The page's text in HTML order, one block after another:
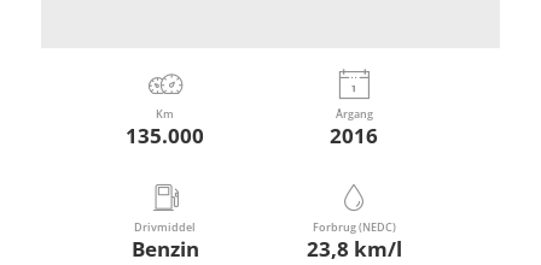
Km
135.000
Årgang
2016
Drivmiddel
Benzin
Forbrug (NEDC)
23,8 km/l